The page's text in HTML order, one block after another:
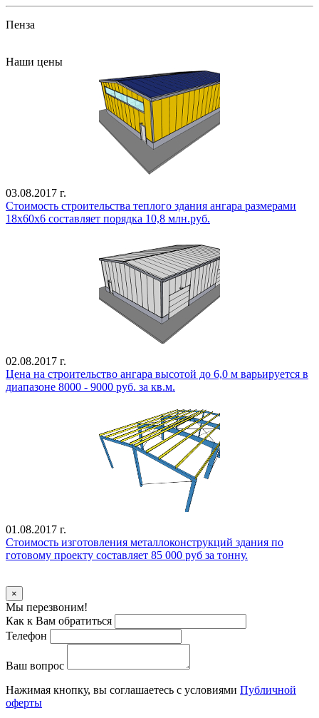
Пенза
Наши цены
03.08.2017 г.
Стоимость строительства теплого здания ангара размерами
18х60х6 составляет порядка 10,8 млн.руб.
02.08.2017 г.
Цена на строительство ангара высотой до 6,0 м варьируется в
диапазоне 8000 - 9000 руб. за кв.м.
01.08.2017 г.
Стоимость изготовления металлоконструкций здания по
готовому проекту составляет 85 000 руб за тонну.
×
Мы перезвоним!
Как к Вам обратиться
Телефон
Ваш вопрос
Нажимая кнопку, вы соглашаетесь с условиями Публичной
оферты